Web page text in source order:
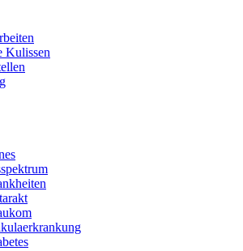
Kulissen